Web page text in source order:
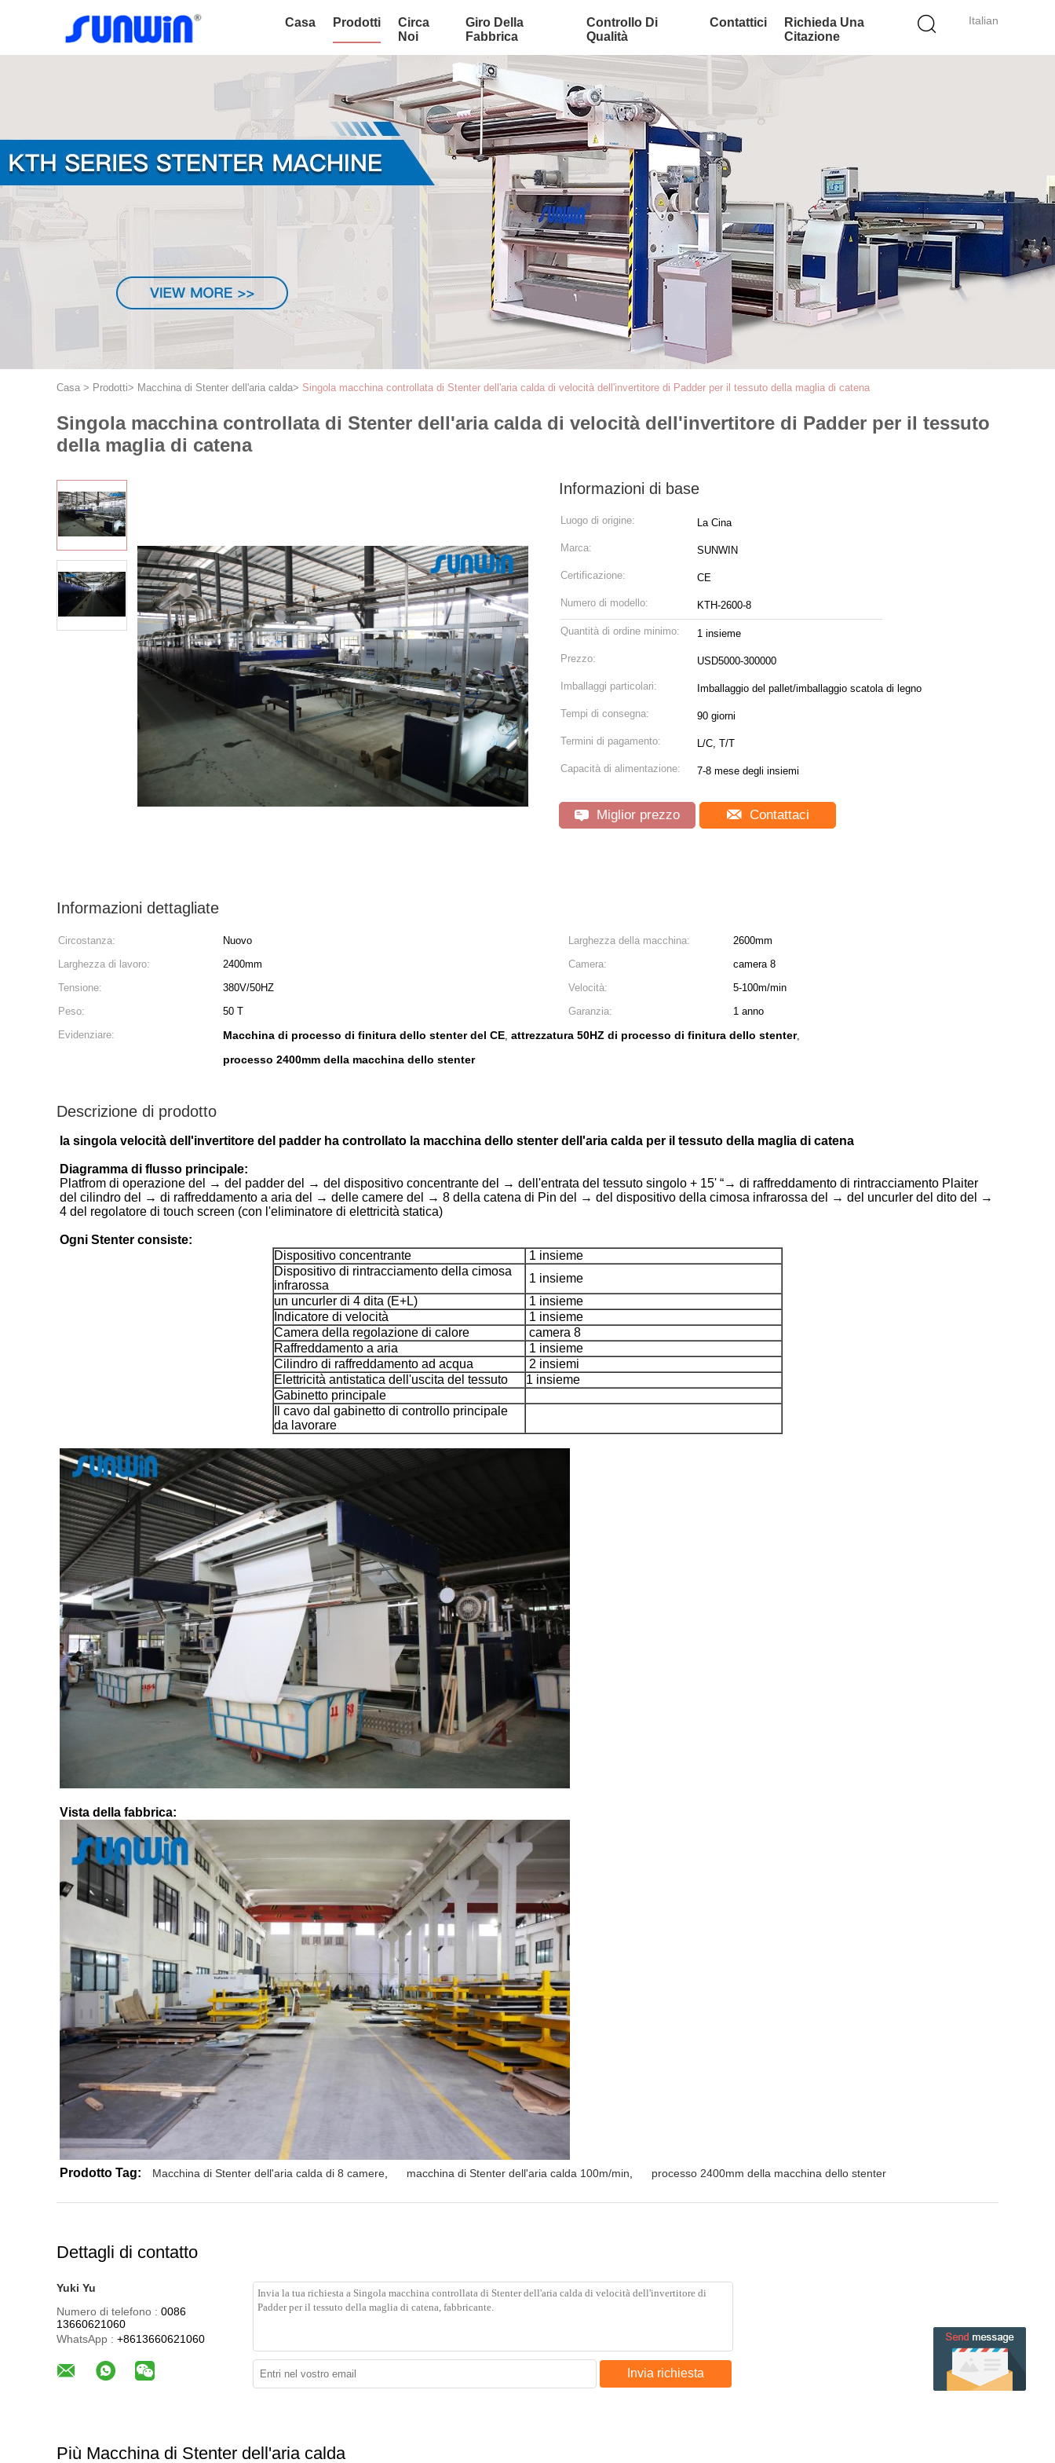
Italian
Casa Prodotti
Circa
Noi
Giro Della
Fabbrica
Controllo Di
Qualità
Contattici
Richieda Una
Citazione
Casa > Prodotti> Macchina di Stenter dell'aria calda> Singola macchina controllata di Stenter dell'aria calda di velocità dell'invertitore di Padder per il tessuto della maglia di catena
Singola macchina controllata di Stenter dell'aria calda di velocità dell'invertitore di Padder per il tessuto
della maglia di catena
Informazioni di base
Luogo di origine: La Cina
Marca: SUNWIN
Certificazione: CE
Numero di modello: KTH-2600-8
Quantità di ordine minimo: 1 insieme
Prezzo: USD5000-300000
Imballaggi particolari: Imballaggio del pallet/imballaggio scatola di legno
Tempi di consegna: 90 giorni
Termini di pagamento: L/C, T/T
Capacità di alimentazione: 7-8 mese degli insiemi
Miglior prezzo Contattaci
Informazioni dettagliate
Circostanza: Nuovo Larghezza della macchina:
2600mm
Larghezza di lavoro:
2400mm Camera:
camera 8
Tensione:
380V/50HZ Velocità:
5-100m/min
Peso:
50 T Garanzia:
1 anno
Evidenziare:
Macchina di processo di finitura dello stenter del CE, attrezzatura 50HZ di processo di finitura dello stenter,
processo 2400mm della macchina dello stenter
Descrizione di prodotto
la singola velocità dell'invertitore del padder ha controllato la macchina dello stenter dell'aria calda per il tessuto della maglia di catena
Diagramma di flusso principale:
Platfrom di operazione del → del padder del → del dispositivo concentrante del → dell'entrata del tessuto singolo + 15' “→ di raffreddamento di rintracciamento Plaiter
del cilindro del → di raffreddamento a aria del → delle camere del → 8 della catena di Pin del → del dispositivo della cimosa infrarossa del → del uncurler del dito del →
4 del regolatore di touch screen (con l'eliminatore di elettricità statica)
Ogni Stenter consiste:
Dispositivo concentrante
1 insieme
Dispositivo di rintracciamento della cimosa
infrarossa
1 insieme
un uncurler di 4 dita (E+L)
1 insieme
Indicatore di velocità
1 insieme
Camera della regolazione di calore
camera 8
Raffreddamento a aria
1 insieme
Cilindro di raffreddamento ad acqua
2 insiemi
Elettricità antistatica dell'uscita del tessuto
1 insieme
Gabinetto principale
Il cavo dal gabinetto di controllo principale
da lavorare
Vista della fabbrica:
Prodotto Tag: Macchina di Stenter dell'aria calda di 8 camere macchina di Stenter dell'aria calda 100m/min processo 2400mm della macchina dello stenter
Dettagli di contatto
Yuki Yu
Numero di telefono : 0086
13660621060
WhatsApp : +8613660621060
Invia richiesta
Più Macchina di Stenter dell'aria calda